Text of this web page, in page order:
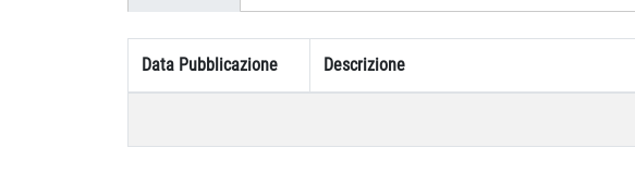
Data Pubblicazione Descrizione